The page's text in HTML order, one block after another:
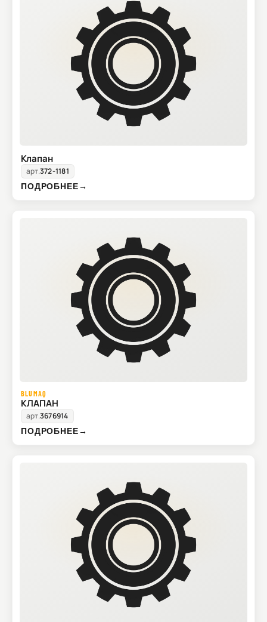
Клапан
арт.372-1181
ПОДРОБНЕЕ→
BLUMAQ
КЛАПАН
арт.3676914
ПОДРОБНЕЕ→